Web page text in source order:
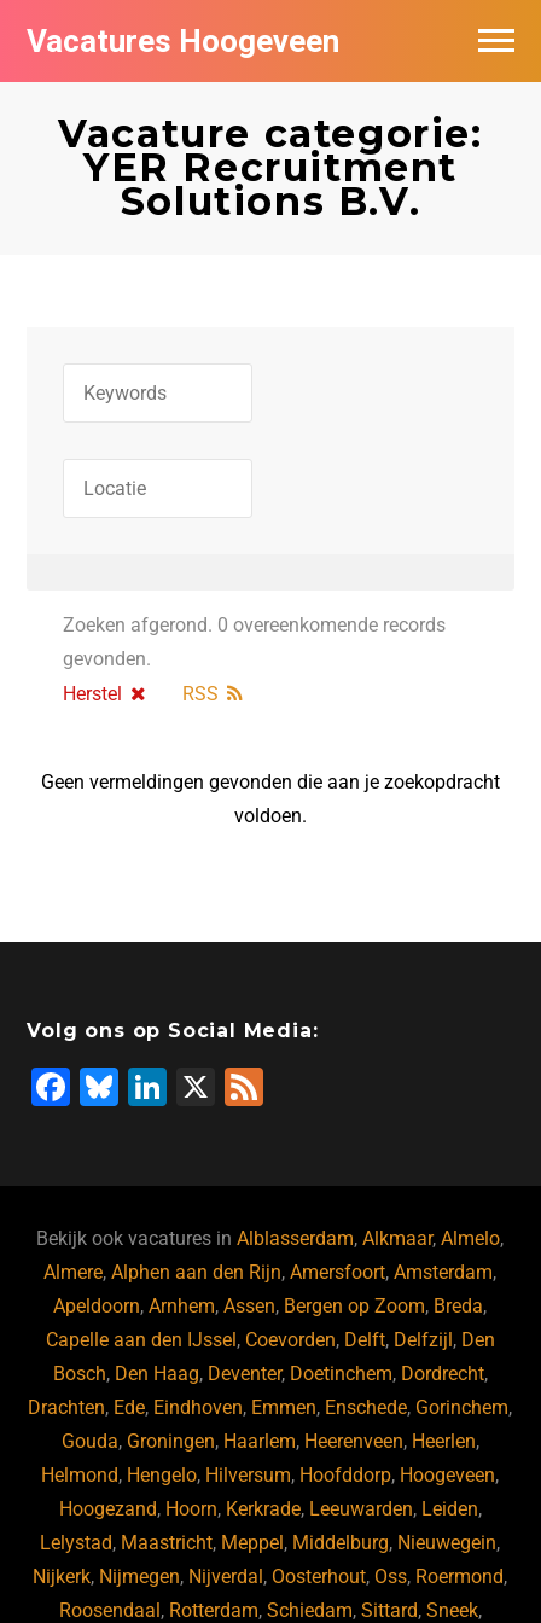
Vacatures Hoogeveen
Vacature categorie:
YER Recruitment
Solutions B.V.
Zoeken afgerond. 0 overeenkomende records
gevonden.
Herstel
RSS
Geen vermeldingen gevonden die aan je zoekopdracht
voldoen.
Volg ons op Social Media:
F
b
o
o
k
Bl
ky
Li
dI
n
X
Bekijk ook vacatures inAlblasserdam,Alkmaar,Almelo,
Almere,Alphen aan den Rijn,Amersfoort,Amsterdam,
Apeldoorn,Arnhem,Assen, Bergen op Zoom, Breda,
Capelle aan den IJssel , Coevorden, Delft, Delfzijl , Den
Bosch, Den Haag, Deventer, Doetinchem, Dordrecht,
Drachten, Ede, Eindhoven, Emmen, Enschede, Gorinchem,
Gouda, Groningen, Haarlem, Heerenveen, Heerlen,
Helmond, Hengelo, Hilversum, Hoofddorp, Hoogeveen,
Hoogezand, Hoorn, Kerkrade, Leeuwarden, Leiden,
Lelystad, Maastricht, Meppel , Middelburg, Nieuwegein,
Nijkerk, Nijmegen, Nijverdal , Oosterhout, Oss, Roermond,
Roosendaal , Rotterdam, Schiedam, Sittard, Sneek,
Vacatures per bedrijf
De populairste vacatures in Hoogeveen
Nieuwsbrief feed